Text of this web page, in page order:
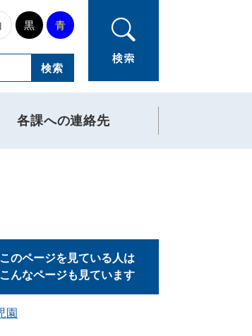
黒 青
各課への連絡先
このページを見ている人は
こんなページも見ています
園